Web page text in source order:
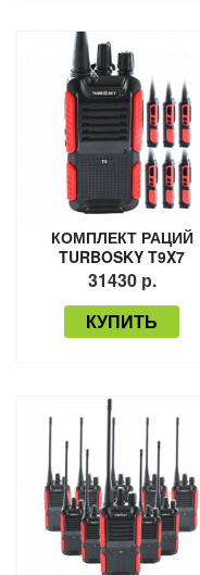
КОМПЛЕКТ РАЦИЙ
TURBOSKY T9X7
31430 р.
КУПИТЬ